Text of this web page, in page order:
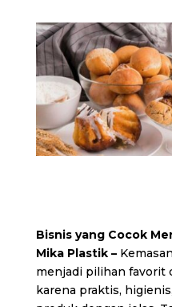
Bisnis yang Cocok
Mika Plastik –
menjadi pilihan favorit
karena praktis,